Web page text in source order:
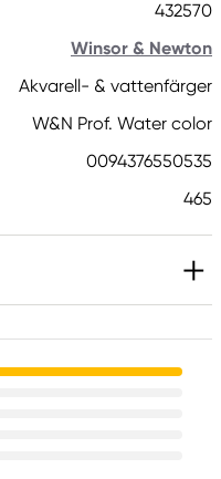
432570
Winsor & Newton
Akvarell- & vattenfärger
W&N Prof. Water color
0094376550535
465
3-(2H)-on;
reaktion.